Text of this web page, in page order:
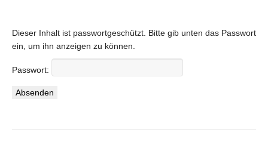
Dieser Inhalt ist passwortgeschützt. Bitte gib unten das Passwort
ein, um ihn anzeigen zu können.
Passwort: